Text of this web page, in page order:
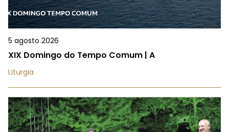
5 agosto 2026
XIX Domingo do Tempo Comum | A
Liturgia